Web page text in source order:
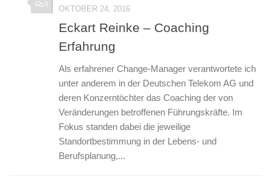
0
OKTOBER 24, 2016
Eckart Reinke – Coaching
Erfahrung
Als erfahrener Change-Manager verantwortete ich
unter anderem in der Deutschen Telekom AG und
deren Konzerntöchter das Coaching der von
Veränderungen betroffenen Führungskräfte. Im
Fokus standen dabei die jeweilige
Standortbestimmung in der Lebens- und
Berufsplanung,...